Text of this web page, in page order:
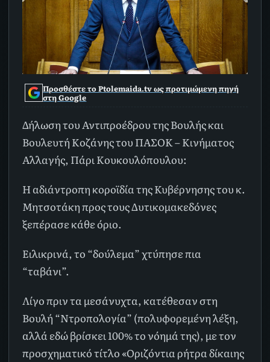
Προσθέστε το Ptolemaida.tv ως προτιμώμενη πηγή
στη Google
Δήλωση του Αντιπροέδρου της Βουλής και
Βουλευτή Κοζάνης του ΠΑΣΟΚ – Κινήματος
Αλλαγής, Πάρι Κουκουλόπουλου:
Η αδιάντροπη κοροϊδία της Κυβέρνησης του κ.
Μητσοτάκη προς τους Δυτικομακεδόνες
ξεπέρασε κάθε όριο.
Ειλικρινά, το “δούλεμα” χτύπησε πια
“ταβάνι”.
Λίγο πριν τα μεσάνυχτα, κατέθεσαν στη
Βουλή “Ντροπολογία” (πολυφορεμένη λέξη,
αλλά εδώ βρίσκει 100% το νόημά της), με τον
προσχηματικό τίτλο «Οριζόντια ρήτρα δίκαιης